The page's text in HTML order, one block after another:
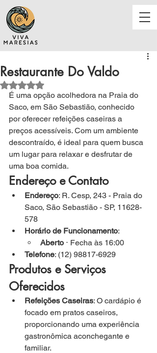
Restaurante Do Valdo
Avaliado com NaN de 5 estrelas.
É uma opção acolhedora na Praia do
Saco, em São Sebastião, conhecido
por oferecer refeições caseiras a
preços acessíveis. Com um ambiente
descontraído, é ideal para quem busca
um lugar para relaxar e desfrutar de
uma boa comida.
Endereço e Contato
Endereço: R. Cesp, 243 - Praia do
Saco, São Sebastião - SP, 11628-
578
Horário de Funcionamento:
Aberto ⋅ Fecha às 16:00
Telefone: (12) 98817-6929
Produtos e Serviços
Oferecidos
Refeições Caseiras: O cardápio é
focado em pratos caseiros,
proporcionando uma experiência
gastronômica aconchegante e
familiar.